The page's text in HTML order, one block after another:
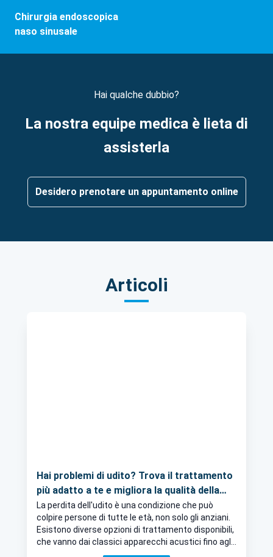
Chirurgia endoscopica
naso sinusale
Hai qualche dubbio?
La nostra equipe medica è lieta di
assisterla
Desidero prenotare un appuntamento online
Articoli
Hai problemi di udito? Trova il trattamento
più adatto a te e migliora la qualità della
tua vita!
La perdita dell'udito è una condizione che può
colpire persone di tutte le età, non solo gli anziani.
Esistono diverse opzioni di trattamento disponibili,
che vanno dai classici apparecchi acustici fino agli
impianti acustici per chirurgia ricostruttiva, i quali